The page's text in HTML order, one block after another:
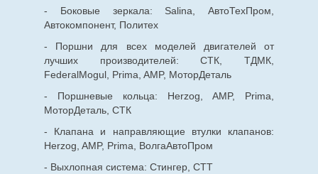
- Боковые зеркала: Salina, АвтоТехПром,
Автокомпонент, Политех
- Поршни для всех моделей двигателей от
лучших производителей: СТК, ТДМК,
FederalMogul, Prima, AMP, МоторДеталь
- Поршневые кольца: Herzog, AMP, Prima,
МоторДеталь, СТК
- Клапана и направляющие втулки клапанов:
Herzog, AMP, Prima, ВолгаАвтоПром
- Выхлопная система: Стингер, СТТ